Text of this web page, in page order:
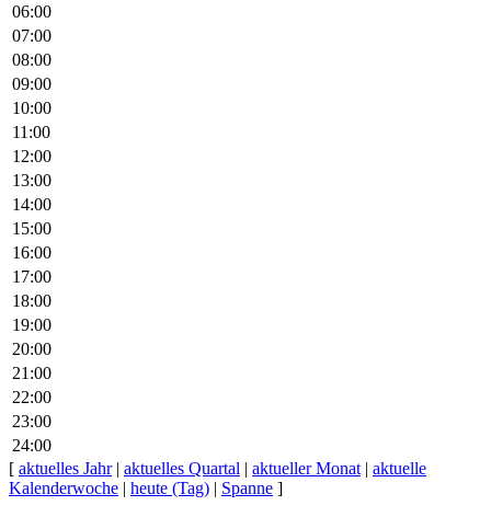
06:00
07:00
08:00
09:00
10:00
11:00
12:00
13:00
14:00
15:00
16:00
17:00
18:00
19:00
20:00
21:00
22:00
23:00
24:00
[ aktuelles Jahr| aktuelles Quartal | aktueller Monat | aktuelle
Kalenderwoche | heute (Tag) | Spanne ]